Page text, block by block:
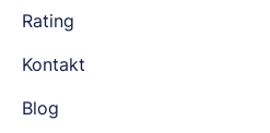
Rating
Kontakt
Blog